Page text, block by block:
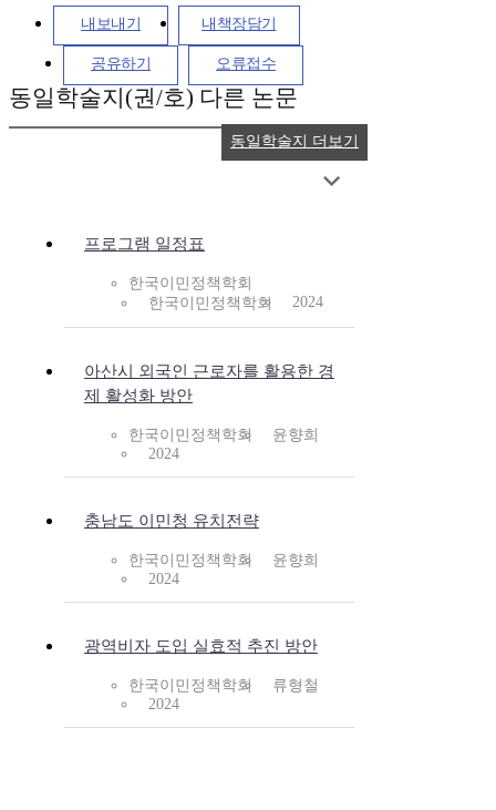
내보내기 내책장담기
공유하기 오류접수
동일학술지(권/호) 다른 논문
프로그램 일정표
한국이민정책학회
한국이민정책학회
2024
아산시 외국인 근로자를 활용한 경
제 활성화 방안
한국이민정책학회
윤향희
2024
충남도 이민청 유치전략
한국이민정책학회
윤향희
2024
광역비자 도입 실효적 추진 방안
한국이민정책학회
류형철
2024
동일학술지 더보기